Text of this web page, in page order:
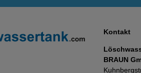
Kontakt
BRAUN